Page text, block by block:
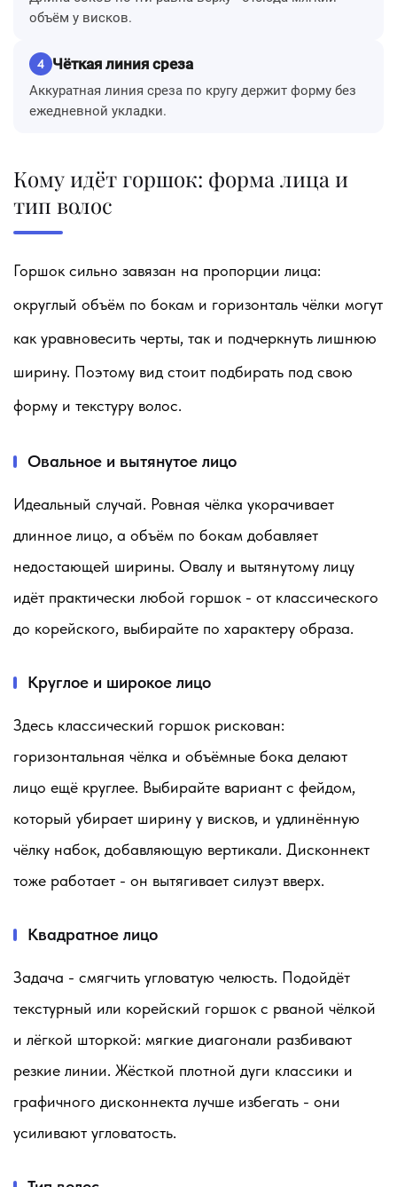
объём у висков.
4 Чёткая линия среза
Аккуратная линия среза по кругу держит форму без
ежедневной укладки.
Кому идёт горшок: форма лица и
тип волос
Горшок сильно завязан на пропорции лица:
округлый объём по бокам и горизонталь чёлки могут
как уравновесить черты, так и подчеркнуть лишнюю
ширину. Поэтому вид стоит подбирать под свою
форму и текстуру волос.
Овальное и вытянутое лицо
Идеальный случай. Ровная чёлка укорачивает
длинное лицо, а объём по бокам добавляет
недостающей ширины. Овалу и вытянутому лицу
идёт практически любой горшок - от классического
до корейского, выбирайте по характеру образа.
Круглое и широкое лицо
Здесь классический горшок рискован:
горизонтальная чёлка и объёмные бока делают
лицо ещё круглее. Выбирайте вариант с фейдом,
который убирает ширину у висков, и удлинённую
чёлку набок, добавляющую вертикали. Дисконнект
тоже работает - он вытягивает силуэт вверх.
Квадратное лицо
Задача - смягчить угловатую челюсть. Подойдёт
текстурный или корейский горшок с рваной чёлкой
и лёгкой шторкой: мягкие диагонали разбивают
резкие линии. Жёсткой плотной дуги классики и
графичного дисконнекта лучше избегать - они
усиливают угловатость.